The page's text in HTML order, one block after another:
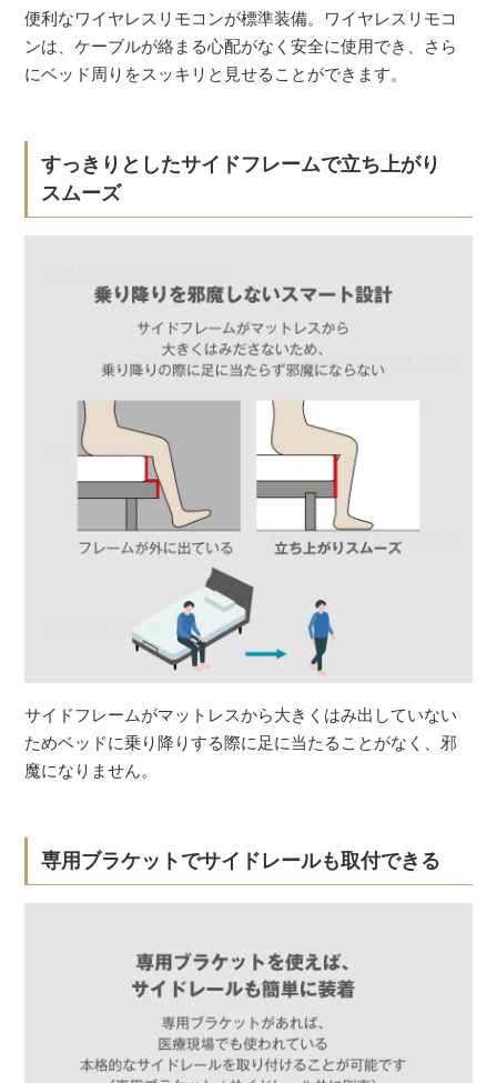
便利なワイヤレスリモコンが標準装備。ワイヤレスリモコ
ンは、ケーブルが絡まる心配がなく安全に使用でき、さら
にベッド周りをスッキリと見せることができます。
すっきりとしたサイドフレームで立ち上がり
スムーズ
サイドフレームがマットレスから大きくはみ出していない
ためベッドに乗り降りする際に足に当たることがなく、邪
魔になりません。
専用ブラケットでサイドレールも取付できる